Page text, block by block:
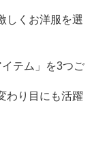
しくお洋服を選
テム」を3つご
わり目にも活躍